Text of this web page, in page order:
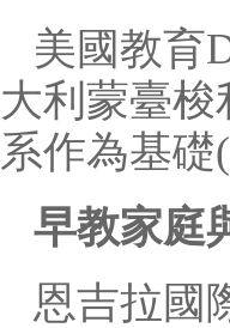
美國教育
大利蒙臺
系作為基礎
早教家庭
恩吉拉國